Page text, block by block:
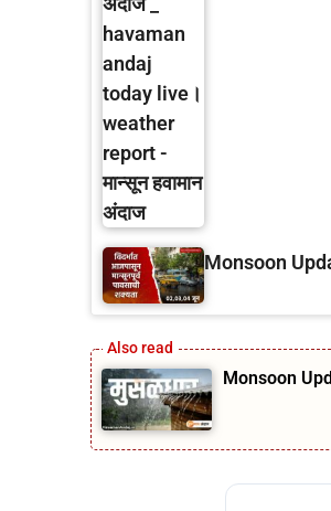
Monsoon
Monsoon